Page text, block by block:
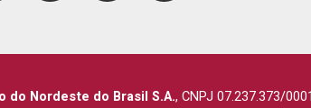
do Nordeste do Brasil S.A., CNPJ 07.237.373/